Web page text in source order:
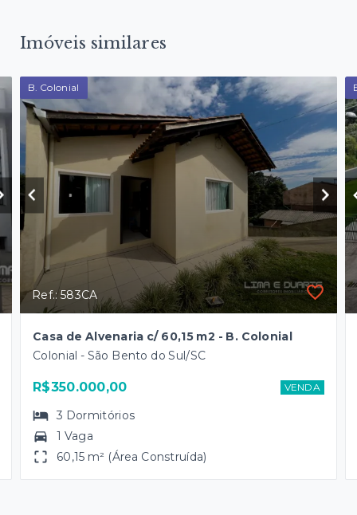
Imóveis similares
B. Colonial
Ref.: 583CA
Casa de Alvenaria c/ 60,15 m2 - B. Colonial
Colonial - São Bento do Sul/SC
R$350.000,00 VENDA
3 Dormitórios
1 Vaga
60,15 m² (Área Construída)